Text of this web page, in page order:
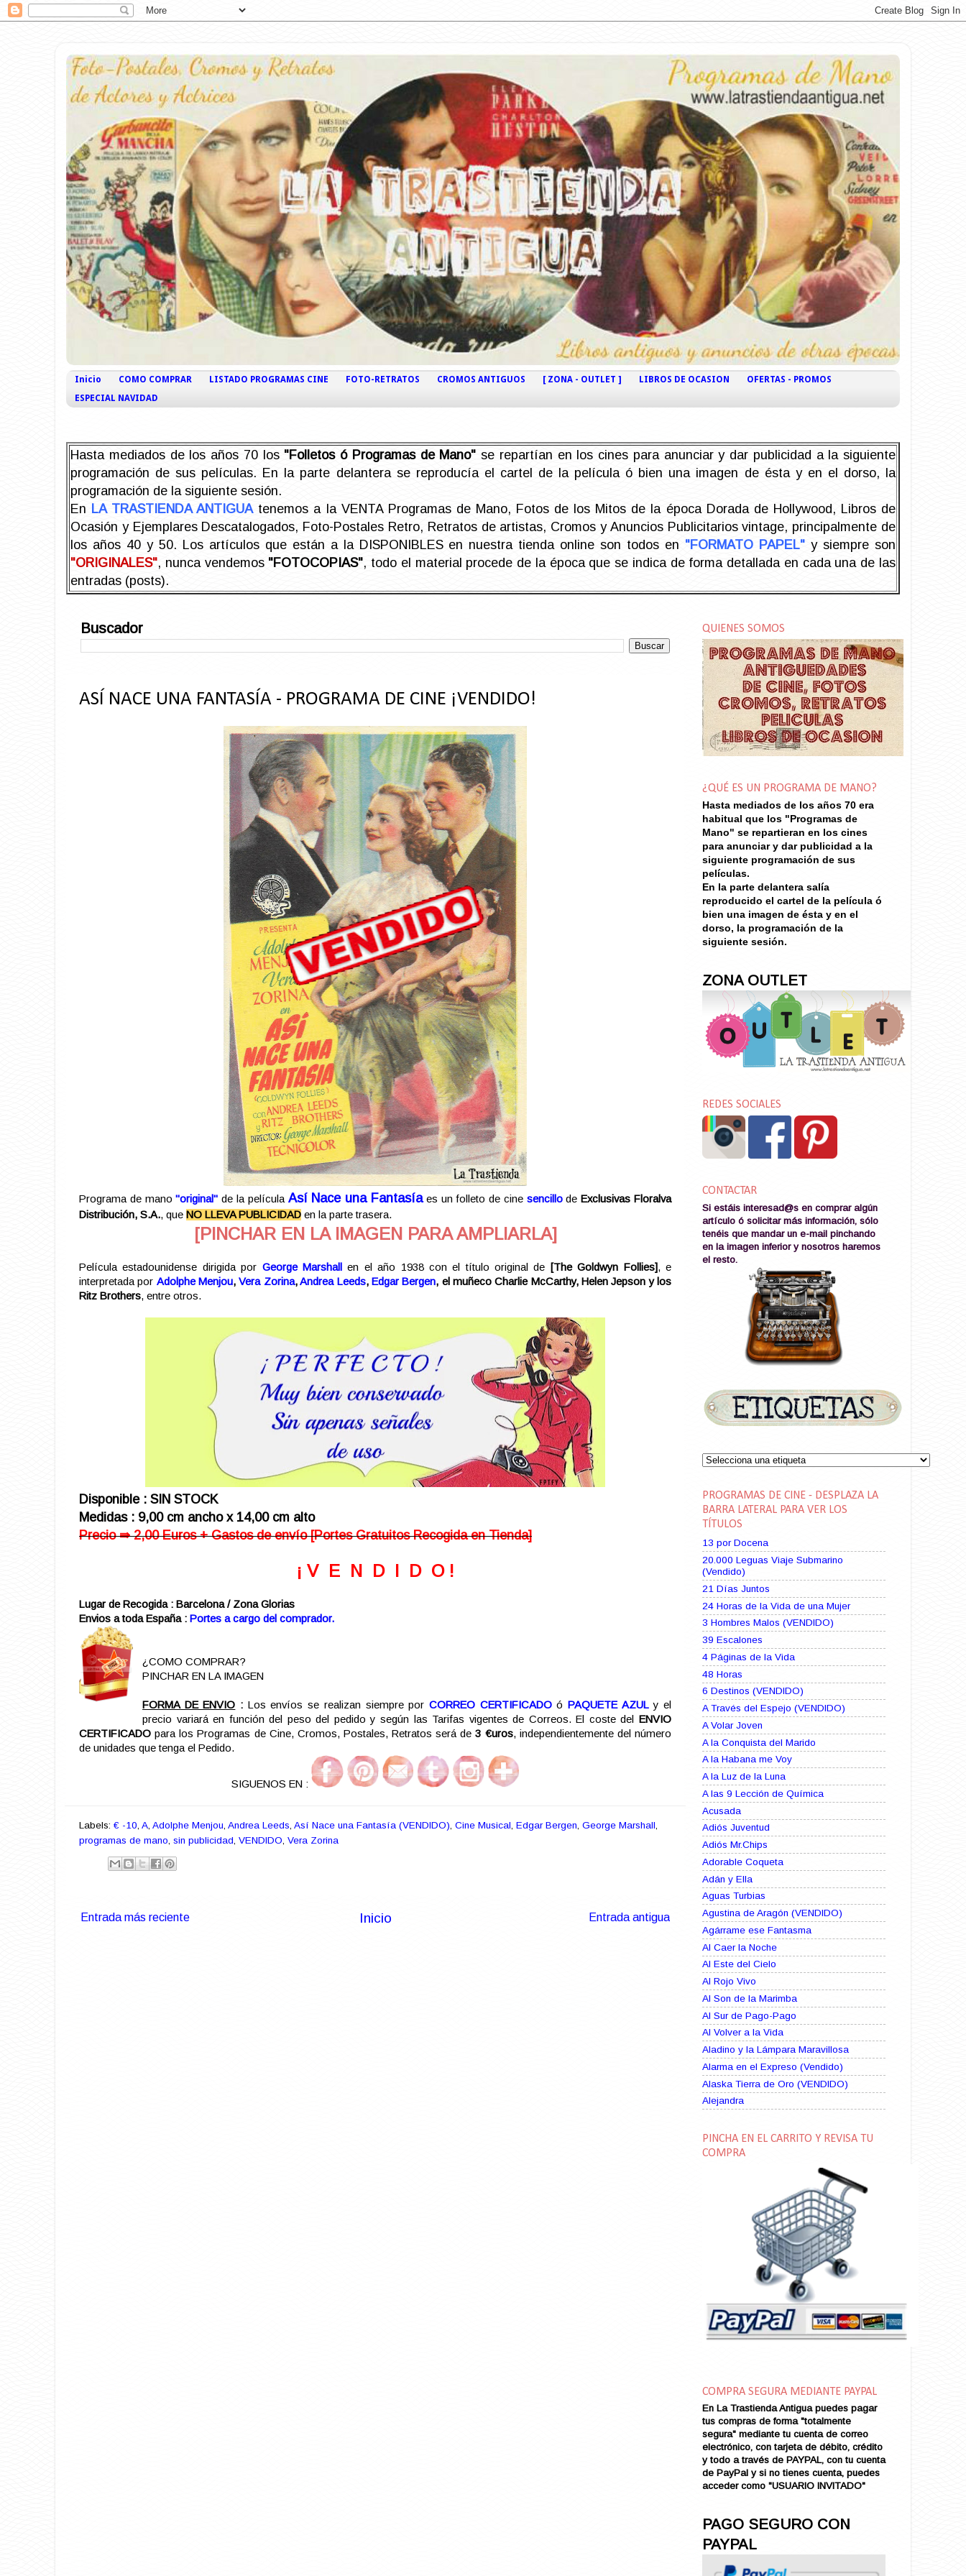
Inicio COMO COMPRAR LISTADO PROGRAMAS CINE FOTO-RETRATOS CROMOS ANTIGUOS [ ZONA - OUTLET ] LIBROS DE OCASION
OFERTAS - PROMOS
ESPECIAL NAVIDAD
Hasta mediados de los años 70 los "Folletos ó Programas de Mano" se repartían en los cines para anunciar y dar publicidad a la siguiente
programación de sus películas. En la parte delantera se reproducía el cartel de la película ó bien una imagen de ésta y en el dorso, la
programación de la siguiente sesión.
En LA TRASTIENDA ANTIGUAtenemos a la VENTA Programas de Mano, Fotos de los Mitos de la época Dorada de Hollywood, Libros de
Ocasión y Ejemplares Descatalogados, Foto-Postales Retro, Retratos de artistas, Cromos y Anuncios Publicitarios vintage, principalmente de
los años 40 y 50. Los artículos que están a la DISPONIBLES en nuestra tienda online son todos en "FORMATO PAPEL" y siempre son
"ORIGINALES", nunca vendemos "FOTOCOPIAS", todo el material procede de la época que se indica de forma detallada en cada una de las
entradas (posts).
Buscador
ASÍ NACE UNA FANTASÍA - PROGRAMA DE CINE ¡VENDIDO!
Programa de mano"original" de la película Así Nace una Fantasíaes un folleto de cinesencillodeExclusivas Floralva
Distribución, S.A., que NO LLEVA PUBLICIDAD en la parte trasera.
[PINCHAR EN LA IMAGEN PARA AMPLIARLA]
Película estadounidense dirigida por George Marshall en el año 1938 con el título original de [The Goldwyn Follies], e
interpretada por Adolphe Menjou,Vera Zorina,Andrea Leeds, Edgar Bergen, el muñeco Charlie McCarthy, Helen Jepson y los
Ritz Brothers, entre otros.
Disponible : SIN STOCK
Medidas : 9,00 cm ancho x 14,00 cm alto
Precio ⇛ 2,00 Euros + Gastos de envío [Portes Gratuitos Recogida en Tienda]
¡ V E N D I D O !
Lugar de Recogida : Barcelona / Zona Glorias
Envios a toda España : Portes a cargo del comprador.
¿COMO COMPRAR?
PINCHAR EN LA IMAGEN
FORMA DE ENVIO : Los envíos se realizan siempre por CORREO CERTIFICADOó PAQUETE AZULy el
precio variará en función del peso del pedido y según las Tarifas vigentes de Correos. El coste del ENVIO
CERTIFICADO para los Programas de Cine, Cromos, Postales, Retratos será de 3 €uros, independientemente del número
de unidades que tenga el Pedido.
SIGUENOS EN :
Labels: € -10 A Adolphe Menjou Andrea Leeds Así Nace una Fantasía (VENDIDO) Cine Musical Edgar Bergen George Marshall
programas de mano sin publicidad VENDIDO Vera Zorina
Entrada más reciente Entrada antigua
Inicio
QUIENES SOMOS
¿QUÉ ES UN PROGRAMA DE MANO?
Hasta mediados de los años 70 era
habitual que los "Programas de
Mano" se repartieran en los cines
para anunciar y dar publicidad a la
siguiente programación de sus
películas.
En la parte delantera salía
reproducido el cartel de la película ó
bien una imagen de ésta y en el
dorso, la programación de la
siguiente sesión.
ZONA OUTLET
REDES SOCIALES
CONTACTAR
Si estáis interesad@s en comprar algún
artículo ó solicitar más información, sólo
tenéis que mandar un e-mail pinchando
en la imagen inferior y nosotros haremos
el resto.
PROGRAMAS DE CINE - DESPLAZA LA
BARRA LATERAL PARA VER LOS
TÍTULOS
13 por Docena
20.000 Leguas Viaje Submarino
(Vendido)
21 Días Juntos
24 Horas de la Vida de una Mujer
3 Hombres Malos (VENDIDO)
39 Escalones
4 Páginas de la Vida
48 Horas
6 Destinos (VENDIDO)
A Través del Espejo (VENDIDO)
A Volar Joven
A la Conquista del Marido
A la Habana me Voy
A la Luz de la Luna
A las 9 Lección de Química
Acusada
Adiós Juventud
Adiós Mr.Chips
Adorable Coqueta
Adán y Ella
Aguas Turbias
Agustina de Aragón (VENDIDO)
Agárrame ese Fantasma
Al Caer la Noche
Al Este del Cielo
Al Rojo Vivo
Al Son de la Marimba
Al Sur de Pago-Pago
Al Volver a la Vida
Aladino y la Lámpara Maravillosa
Alarma en el Expreso (Vendido)
Alaska Tierra de Oro (VENDIDO)
Alejandra
Alma Zíngara
Alma en Suplicio (VENDIDO)
Amame esta Noche (VENDIDO)
Amanda La Paciente Peligrosa
Amarga Victoria
Amor a Medianoche
Amor en Conserva (VENDIDO)
Amor que Mata
Amor sin Refugio
Ana Karenina
Ana de Brooklyn
Ana y El Rey de Siam
Anatomía de un Asesinato
Andrés Harvey Millonario (VENDIDO)
Andrés Harvey Tenorio
Ansia de Amor (VENDIDO)
Aníbal
PINCHA EN EL CARRITO Y REVISA TU
COMPRA
COMPRA SEGURA MEDIANTE PAYPAL
En La Trastienda Antigua puedes pagar
tus compras de forma "totalmente
segura" mediante tu cuenta de correo
electrónico, con tarjeta de débito, crédito
y todo a través de PAYPAL, con tu cuenta
de PayPal y si no tienes cuenta, puedes
acceder como "USUARIO INVITADO"
PAGO SEGURO CON
PAYPAL